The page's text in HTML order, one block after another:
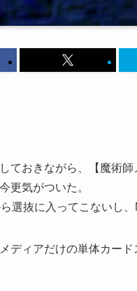
ておきながら、【魔術
更気がついた。
選抜に入ってこないし
ディアだけの単体カード